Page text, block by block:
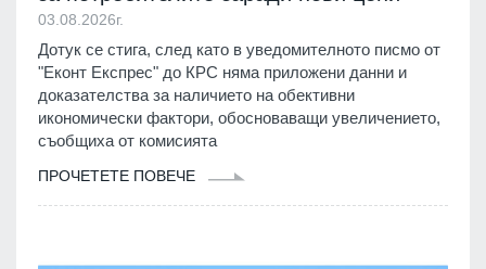
03.08.2026г.
Дотук се стига, след като в уведомителното писмо от
"Еконт Експрес" до КРС няма приложени данни и
доказателства за наличието на обективни
икономически фактори, обосноваващи увеличението,
съобщиха от комисията
ПРОЧЕТЕТЕ ПОВЕЧЕ